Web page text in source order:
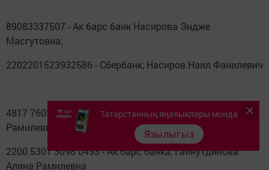
89083337507 - Ак барс банк Насирова Эндже
Масгутовна;
2202201523932586 - Сбербанк, Насиров Наил Фанилевич
4817 7602 1225 2765 - Сбербанк, Валиуллин Алмаз
Рамилевич
2200 5301 3098 0493 - Ак барс банка, Гайнутдинова
Алина Рамилевна
Татарстанның яңалыклары монда
Язылыгыз